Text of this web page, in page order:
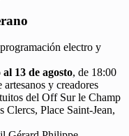
electro y
13 de agosto, de 18:00
y creadores
del Off Sur le Champ
Clercs, Place Saint-Jean,